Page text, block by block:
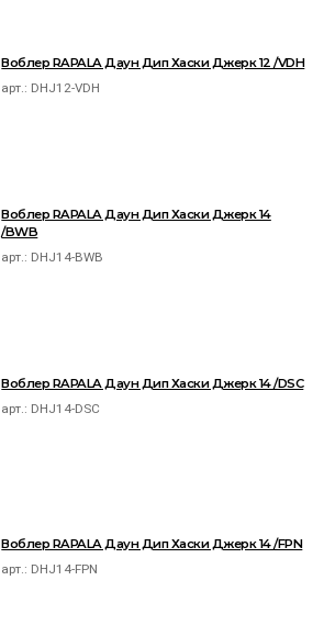
Воблер RAPALA Даун Дип Хаски Джерк 12 /VDH
арт.: DHJ12-VDH
Воблер RAPALA Даун Дип Хаски Джерк 14
/BWB
арт.: DHJ14-BWB
Воблер RAPALA Даун Дип Хаски Джерк 14 /DSC
арт.: DHJ14-DSC
Воблер RAPALA Даун Дип Хаски Джерк 14 /FPN
арт.: DHJ14-FPN